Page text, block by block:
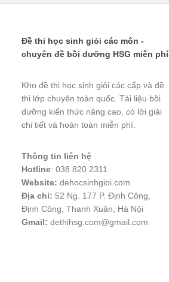
Đề thi học sinh giỏi các môn -
chuyên đề bồi dưỡng HSG miễn phí
Kho đề thi học sinh giỏi các cấp và đề
thi lớp chuyên toàn quốc. Tài liệu bồi
dưỡng kiến thức nâng cao, có lời giải
chi tiết và hoàn toàn miễn phí.
Thông tin liên hệ
Hotline: 038 820 2311
Website: dehocsinhgioi.com
Địa chỉ: 52 Ng. 177 P. Định Công,
Định Công, Thanh Xuân, Hà Nội
Gmail: dethihsg.com@gmail.com